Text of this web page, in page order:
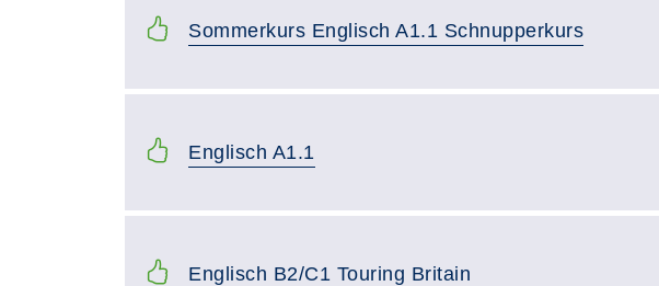
Sommerkurs Englisch A1.1 Schnupperkurs
Englisch A1.1
Englisch B2/C1 Touring Britain